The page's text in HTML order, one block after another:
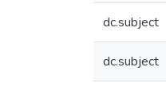
dc.subject
dc.subject